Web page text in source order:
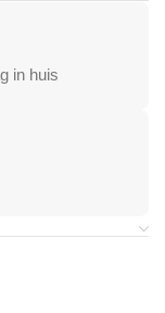
in huis